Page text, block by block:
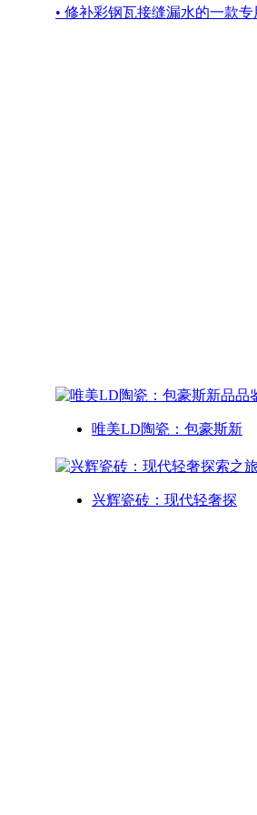
• 修补彩钢瓦接缝漏水的一款
唯美LD陶瓷：包豪斯新
兴辉瓷砖：现代轻奢探